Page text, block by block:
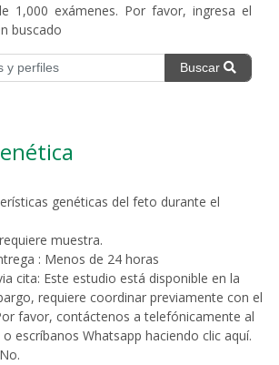
1,000 exámenes. Por favor, ingresa el
buscado
Buscar
genéticas del feto durante el
muestra.
: Menos de 24 horas
cita: Este estudio está disponible en la
requiere coordinar previamente con el
favor, contáctenos a telefónicamente al
escríbanos Whatsapp haciendo clic aquí.